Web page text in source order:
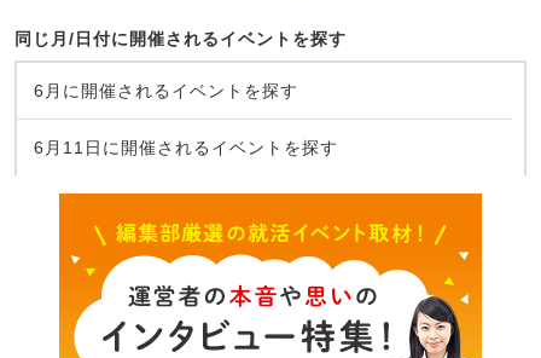
同じ月/日付に開催されるイベントを探す
6月に開催されるイベントを探す
6月11日に開催されるイベントを探す